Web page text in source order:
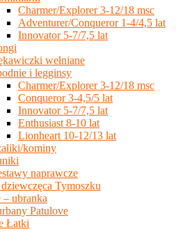
Charmer/Explorer 3-12/18 msc
Adventurer/Conqueror 1-4/4,5 lat
Innovator 5-7/7,5 lat
wełniane
i legginsy
Charmer/Explorer 3-12/18 msc
Conqueror 3-4,5/5 lat
Innovator 5-7/7,5 lat
Enthusiast 8-10 lat
Lionheart 10-12/13 lat
kominy
naprawcze
Tymoszku
– ubranka
Patulove
Łatki